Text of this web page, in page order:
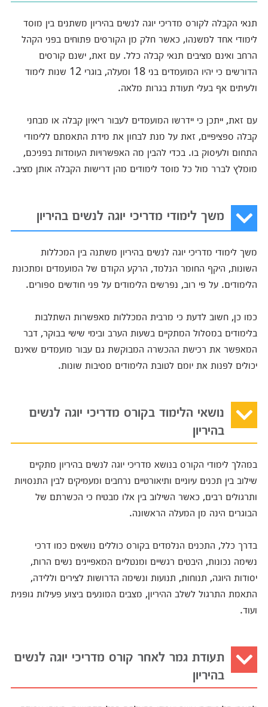
תנאי הקבלה לקורס מדריכי יוגה לנשים בהיריון משתנים בין מוסד
לימודי אחד למשנהו, כאשר חלק מן הקורסים פתוחים בפני הקהל
הרחב ואינם מציבים תנאי קבלה כלל. עם זאת, ישנם קורסים
הדורשים כי יהיו המועמדים בני 18 ומעלה, בוגרי 12 שנות לימוד
ולעיתים אף בעלי תעודת בגרות מלאה.
עם זאת, ייתכן כי יידרשו המועמדים לעבור ריאיון קבלה או מבחני
קבלה ספציפיים, זאת על מנת לבחון את מידת התאמתם ללימודי
התחום ולעיסוק בו. בכדי להבין מה האפשרויות העומדות בפניכם,
מומלץ לברר מול כל מוסד לימודים מהן דרישות הקבלה אותן מציב.
משך לימודי מדריכי יוגה לנשים בהיריון
משך לימודי מדריכי יוגה לנשים בהיריון משתנה בין המכללות
השונות, היקף החומר הנלמד, הרקע הקודם של המועמדים ומתכונת
הלימודים. על פי רוב, נפרשים הלימודים על פני חודשים ספורים.
כמו כן, חשוב לדעת כי מרבית המכללות מאפשרות השתלבות
בלימודים במסלול המתקיים בשעות הערב ובימי שישי בבוקר, דבר
המאפשר את רכישת ההכשרה המבוקשת גם עבור מועמדים שאינם
יכולים לפנות את יומם לטובת הלימודים מסיבות שונות.
נושאי הלימוד בקורס מדריכי יוגה לנשים
בהיריון
במהלך לימודי הקורס בנושא מדריכי יוגה לנשים בהיריון מתקיים
שילוב בין תכנים עיוניים ותיאורטיים נרחבים ומעמיקים לבין התנסויות
ותרגולים רבים, כאשר השילוב בין אלו מבטיח כי הכשרתם של
הבוגרים הינה מן המעלה הראשונה.
בדרך כלל, התכנים הנלמדים בקורס כוללים נושאים כמו דרכי
נשימה נכונות, היבטים רגשיים ומנטליים המאפיינים נשים הרות,
יסודות היוגה, תנוחות, תנועות ונשימה הדרושות לצירים וללידה,
התאמת התרגול לשלב ההיריון, מצבים המונעים ביצוע פעילות גופנית
ועוד.
תעודת גמר לאחר קורס מדריכי יוגה לנשים
בהיריון